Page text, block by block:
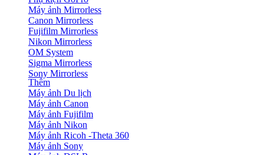
Máy ảnh Mirrorless
Canon Mirrorless
Fujifilm Mirrorless
Nikon Mirrorless
OM System
Sigma Mirrorless
Sony Mirrorless
Thêm
Máy ảnh Du lịch
Máy ảnh Canon
Máy ảnh Fujifilm
Máy ảnh Nikon
Máy ảnh Ricoh -Theta 360
Máy ảnh Sony